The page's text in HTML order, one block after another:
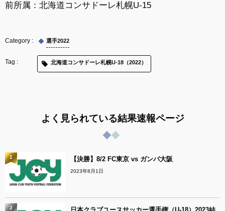
前所属：北海道コンサドーレ札幌U-15
選手2022
北海道コンサドーレ札幌U-18（2022）
よく見られている結果速報ページ
【決勝】8/2 FC東京 vs ガンバ大阪
2023年8月1日
1
2